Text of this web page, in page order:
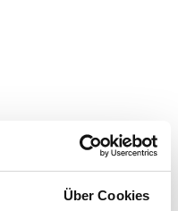
Über Cookies